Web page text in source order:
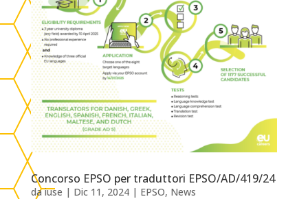
Concorso EPSO per traduttori EPSO/AD/419/24
daiuse | Dic 11, 2024| EPSO, News